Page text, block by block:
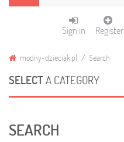
Sign in Register
modny-dzieciak.pl Search
SELECTA CATEGORY
SEARCH